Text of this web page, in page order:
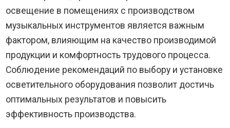
освещение в помещениях с производством
музыкальных инструментов является важным
фактором, влияющим на качество производимой
продукции и комфортность трудового процесса.
Соблюдение рекомендаций по выбору и установке
осветительного оборудования позволит достичь
оптимальных результатов и повысить
эффективность производства.